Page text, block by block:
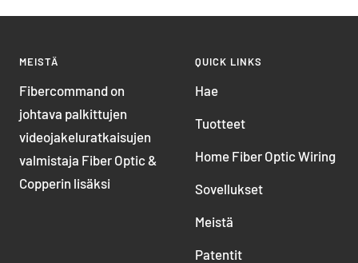
MEISTÄ
Fibercommand on
johtava palkittujen
videojakeluratkaisujen
valmistaja Fiber Optic &
Copperin lisäksi
QUICK LINKS
Hae
Tuotteet
Home Fiber Optic Wiring
Sovellukset
Meistä
Patentit